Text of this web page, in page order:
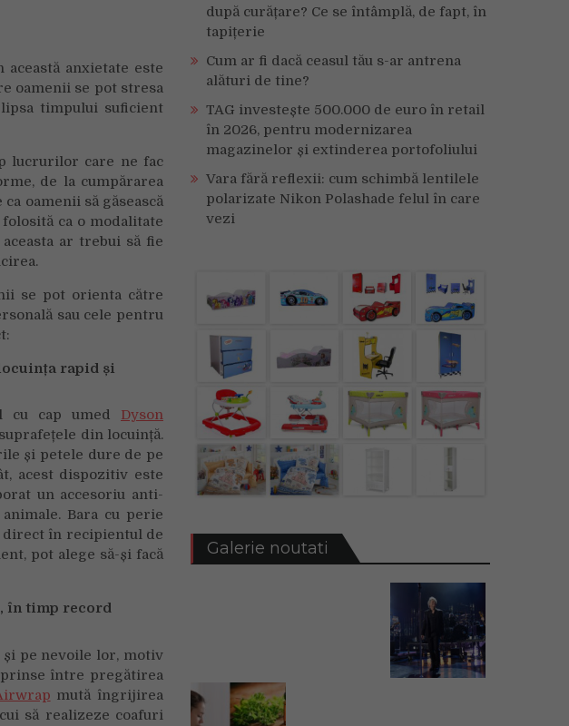
anxietate este
oamenii se pot stresa
timpului suficient
lucrurilor care ne fac
de la cumpărarea
oamenii să găsească
ca o modalitate
ar trebui să fie
se pot orienta către
sau cele pentru
rapid și
cu cap umed Dyson
din locuință.
și petele dure de pe
acest dispozitiv este
un accesoriu anti-
Bara cu perie
direct în recipientul de
pot alege să-și facă
în timp record
și pe nevoile lor, motiv
între pregătirea
mută îngrijirea
să realizeze coafuri
după curățare? Ce se întâmplă, de fapt, în
tapițerie
Cum ar fi dacă ceasul tău s-ar antrena
alături de tine?
TAG investește 500.000 de euro în retail
în 2026, pentru modernizarea
magazinelor și extinderea portofoliului
Vara fără reflexii: cum schimbă lentilele
polarizate Nikon Polashade felul în care
vezi
Galerie noutati